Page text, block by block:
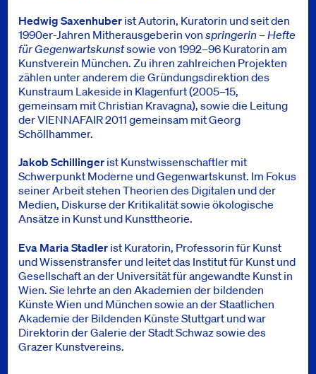
Hedwig Saxenhuber ist Autorin, Kuratorin und seit den
1990er-Jahren Mitherausgeberin vonspringerin – Hefte
für Gegenwartskunstsowie von 1992–96 Kuratorin am
Kunstverein München. Zu ihren zahlreichen Projekten
zählen unter anderem die Gründungsdirektion des
Kunstraum Lakeside in Klagenfurt (2005–15,
gemeinsam mit Christian Kravagna), sowie die Leitung
der VIENNAFAIR 2011 gemeinsam mit Georg
Schöllhammer.
Jakob Schillinger ist Kunstwissenschaftler mit
Schwerpunkt Moderne und Gegenwartskunst. Im Fokus
seiner Arbeit stehen Theorien des Digitalen und der
Medien, Diskurse der Kritikalität sowie ökologische
Ansätze in Kunst und Kunsttheorie.
Eva Maria Stadler ist Kuratorin, Professorin für Kunst
und Wissenstransfer und leitet das Institut für Kunst und
Gesellschaft an der Universität für angewandte Kunst in
Wien. Sie lehrte an den Akademien der bildenden
Künste Wien und München sowie an der Staatlichen
Akademie der Bildenden Künste Stuttgart und war
Direktorin der Galerie der Stadt Schwaz sowie des
Grazer Kunstvereins.